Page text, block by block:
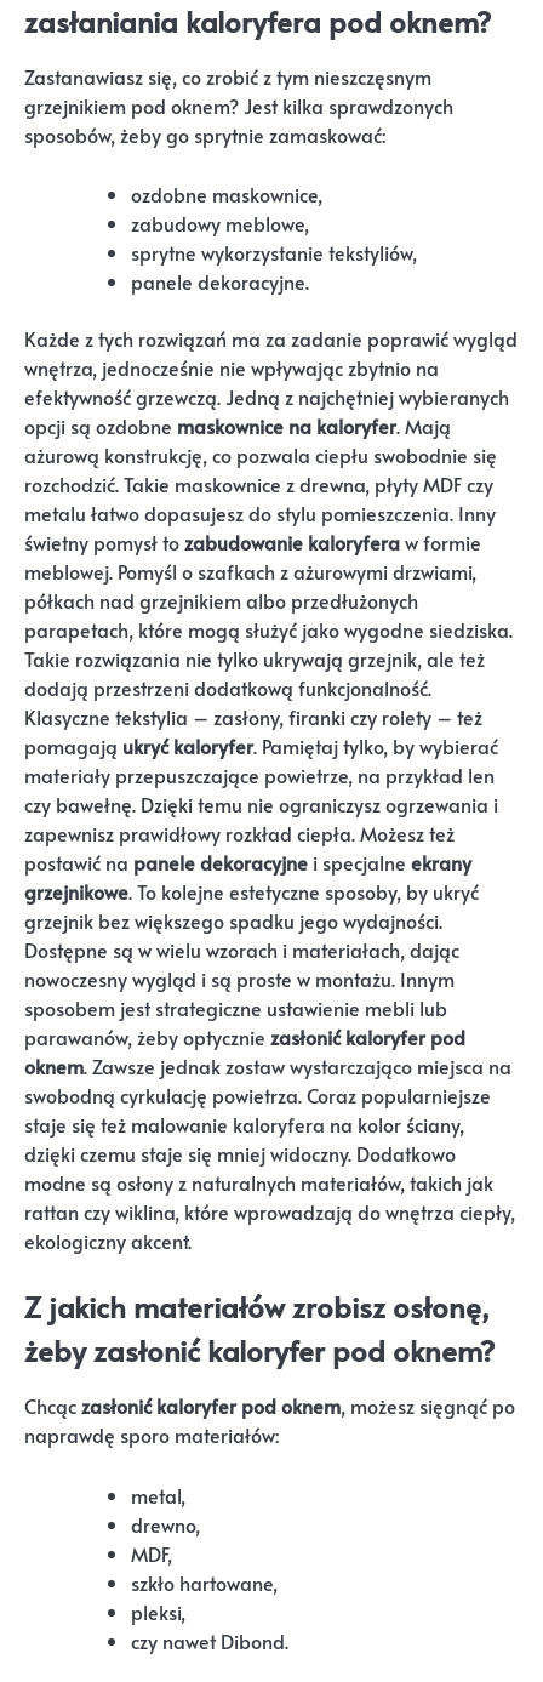
zasłaniania kaloryfera pod oknem?
Zastanawiasz się, co zrobić z tym nieszczęsnym
grzejnikiem pod oknem? Jest kilka sprawdzonych
sposobów, żeby go sprytnie zamaskować:
ozdobne maskownice,
zabudowy meblowe,
sprytne wykorzystanie tekstyliów,
panele dekoracyjne.
Każde z tych rozwiązań ma za zadanie poprawić wygląd
wnętrza, jednocześnie nie wpływając zbytnio na
efektywność grzewczą. Jedną z najchętniej wybieranych
opcji są ozdobne maskownice na kaloryfer. Mają
ażurową konstrukcję, co pozwala ciepłu swobodnie się
rozchodzić. Takie maskownice z drewna, płyty MDF czy
metalu łatwo dopasujesz do stylu pomieszczenia. Inny
świetny pomysł tozabudowanie kaloryferaw formie
meblowej. Pomyśl o szafkach z ażurowymi drzwiami,
półkach nad grzejnikiem albo przedłużonych
parapetach, które mogą służyć jako wygodne siedziska.
Takie rozwiązania nie tylko ukrywają grzejnik, ale też
dodają przestrzeni dodatkową funkcjonalność.
Klasyczne tekstylia – zasłony, firanki czy rolety – też
pomagają ukryć kaloryfer. Pamiętaj tylko, by wybierać
materiały przepuszczające powietrze, na przykład len
czy bawełnę. Dzięki temu nie ograniczysz ogrzewania i
zapewnisz prawidłowy rozkład ciepła. Możesz też
postawić na panele dekoracyjne i specjalne ekrany
grzejnikowe. To kolejne estetyczne sposoby, by ukryć
grzejnik bez większego spadku jego wydajności.
Dostępne są w wielu wzorach i materiałach, dając
nowoczesny wygląd i są proste w montażu. Innym
sposobem jest strategiczne ustawienie mebli lub
parawanów, żeby optycznie zasłonić kaloryfer pod
oknem. Zawsze jednak zostaw wystarczająco miejsca na
swobodną cyrkulację powietrza. Coraz popularniejsze
staje się też malowanie kaloryfera na kolor ściany,
dzięki czemu staje się mniej widoczny. Dodatkowo
modne są osłony z naturalnych materiałów, takich jak
rattan czy wiklina, które wprowadzają do wnętrza ciepły,
ekologiczny akcent.
Z jakich materiałów zrobisz osłonę,
żeby zasłonić kaloryfer pod oknem?
Chcączasłonić kaloryfer pod oknem, możesz sięgnąć po
naprawdę sporo materiałów:
metal,
drewno,
MDF,
szkło hartowane,
pleksi,
czy nawet Dibond.